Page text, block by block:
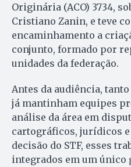
Originária (ACO) 3734,
Cristiano Zanin, e teve
encaminhamento a
conjunto, formado por
unidades da federação.
Antes da audiência,
já mantinham equipes
análise da área em
cartográficos, jurídicos
decisão do STF, esses
integrados em um único